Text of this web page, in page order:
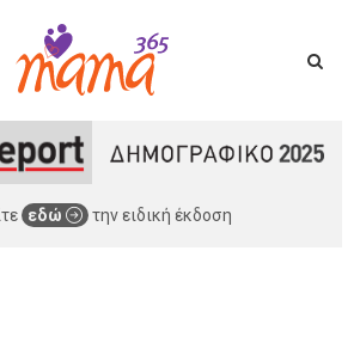
εδώ την ειδική έκδοση